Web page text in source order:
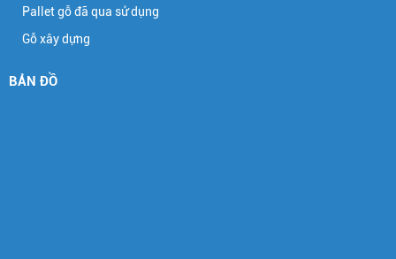
Pallet gỗ đã qua sử dụng
Gỗ xây dựng
BẢN ĐỒ